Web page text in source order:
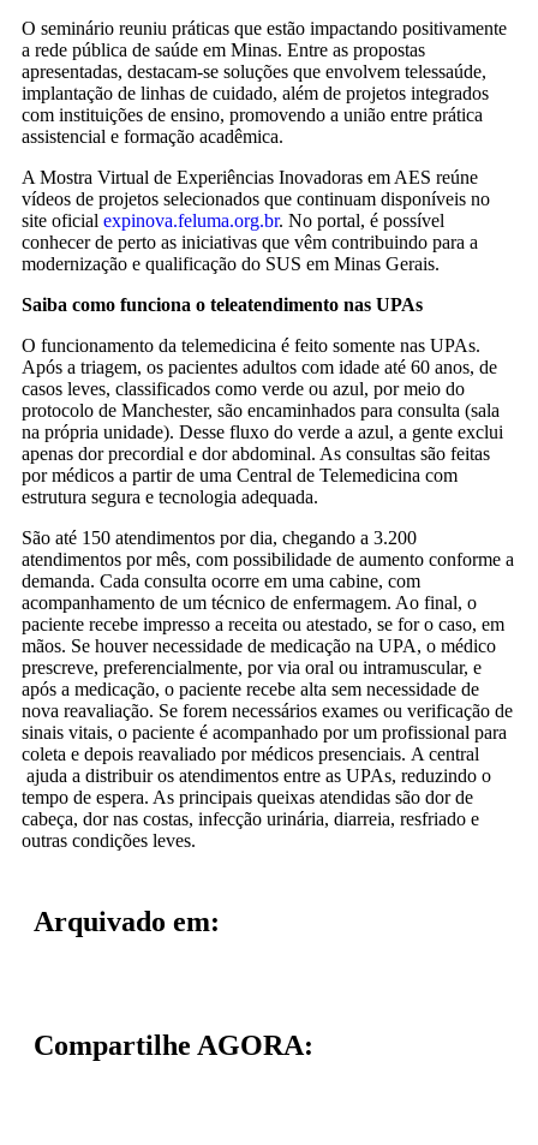
O seminário reuniu práticas que estão impactando positivamente
a rede pública de saúde em Minas. Entre as propostas
apresentadas, destacam-se soluções que envolvem telessaúde,
implantação de linhas de cuidado, além de projetos integrados
com instituições de ensino, promovendo a união entre prática
assistencial e formação acadêmica.
A Mostra Virtual de Experiências Inovadoras em AES reúne
vídeos de projetos selecionados que continuam disponíveis no
site oficial expinova.feluma.org.br. No portal, é possível
conhecer de perto as iniciativas que vêm contribuindo para a
modernização e qualificação do SUS em Minas Gerais.
Saiba como funciona o teleatendimento nas UPAs
O funcionamento da telemedicina é feito somente nas UPAs.
Após a triagem, os pacientes adultos com idade até 60 anos, de
casos leves, classificados como verde ou azul, por meio do
protocolo de Manchester, são encaminhados para consulta (sala
na própria unidade). Desse fluxo do verde a azul, a gente exclui
apenas dor precordial e dor abdominal. As consultas são feitas
por médicos a partir de uma Central de Telemedicina com
estrutura segura e tecnologia adequada.
São até 150 atendimentos por dia, chegando a 3.200
atendimentos por mês, com possibilidade de aumento conforme a
demanda. Cada consulta ocorre em uma cabine, com
acompanhamento de um técnico de enfermagem. Ao final, o
paciente recebe impresso a receita ou atestado, se for o caso, em
mãos. Se houver necessidade de medicação na UPA, o médico
prescreve, preferencialmente, por via oral ou intramuscular, e
após a medicação, o paciente recebe alta sem necessidade de
nova reavaliação. Se forem necessários exames ou verificação de
sinais vitais, o paciente é acompanhado por um profissional para
coleta e depois reavaliado por médicos presenciais. A central
ajuda a distribuir os atendimentos entre as UPAs, reduzindo o
tempo de espera. As principais queixas atendidas são dor de
cabeça, dor nas costas, infecção urinária, diarreia, resfriado e
outras condições leves.
Arquivado em:
Compartilhe AGORA: